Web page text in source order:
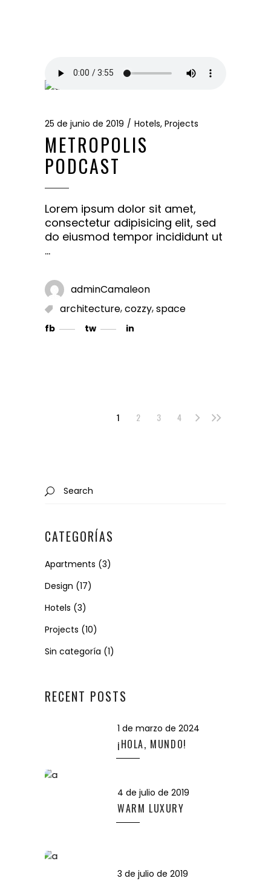
25 de junio de 2019 Hotels, Projects
METROPOLIS
PODCAST
Lorem ipsum dolor sit amet,
consectetur adipisicing elit, sed
do eiusmod tempor incididunt ut
adminCamaleon
architecture,cozzy,space
fb tw in
1 2 3 4
Search
for:
CATEGORÍAS
Apartments (3)
Design (17)
Hotels (3)
Projects (10)
Sin categoría (1)
RECENT POSTS
1 de marzo de 2024
¡HOLA, MUNDO!
4 de julio de 2019
WARM LUXURY
3 de julio de 2019